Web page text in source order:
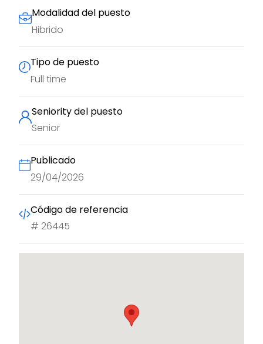
Modalidad del puesto
Hibrido
Tipo de puesto
Full time
Seniority del puesto
Senior
Publicado
29/04/2026
Código de referencia
# 26445